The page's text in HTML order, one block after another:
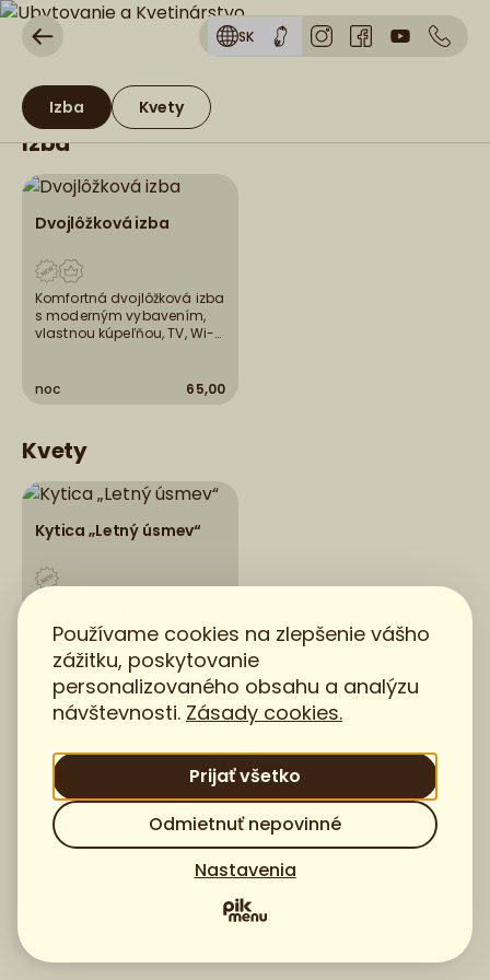
Používame cookies na zlepšenie vášho
zážitku, poskytovanie
personalizovaného obsahu a analýzu
návštevnosti. Zásady cookies.
Prijať všetko
Odmietnuť nepovinné
Nastavenia
SK
Izba Kvety
Izba
Dvojlôžková izba
Komfortná dvojlôžková izba
s moderným vybavením,
vlastnou kúpeľňou, TV, Wi-Fi
dvojice, ktoré hľadajú pokoj
noc 65,00
Kvety
Kytica „Letný úsmev“
slnečnicami a fialovými
kvetmi, ktorá prinesie do
každej domácnosti energiu,
teplo a dobrú náladu.
Ideálny darček pre
potešenie či vyjadrenie
1 ks 29,90 €
Vytvorené pomocou